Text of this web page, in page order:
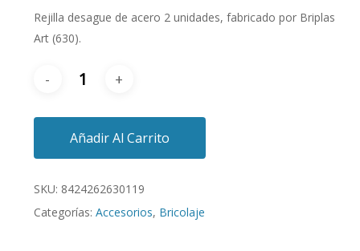
Rejilla desague de acero 2 unidades, fabricado por Briplas
Art (630).
Añadir Al Carrito
SKU: 8424262630119
Categorías: Accesorios, Bricolaje